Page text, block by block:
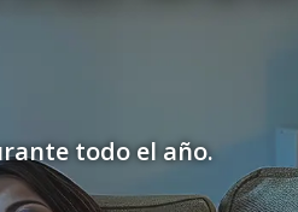
todo el año.